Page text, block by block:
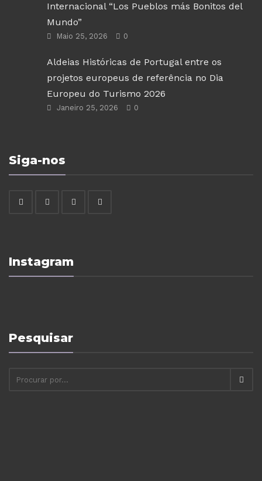
Internacional “Los Pueblos más Bonitos del
Mundo”
Maio 25, 2026 0
Aldeias Históricas de Portugal entre os
projetos europeus de referência no Dia
Europeu do Turismo 2026
Janeiro 25, 2026 0
Siga-nos
Instagram
Pesquisar